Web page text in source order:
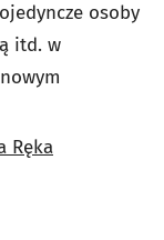
osoby
itd. w
Ręka